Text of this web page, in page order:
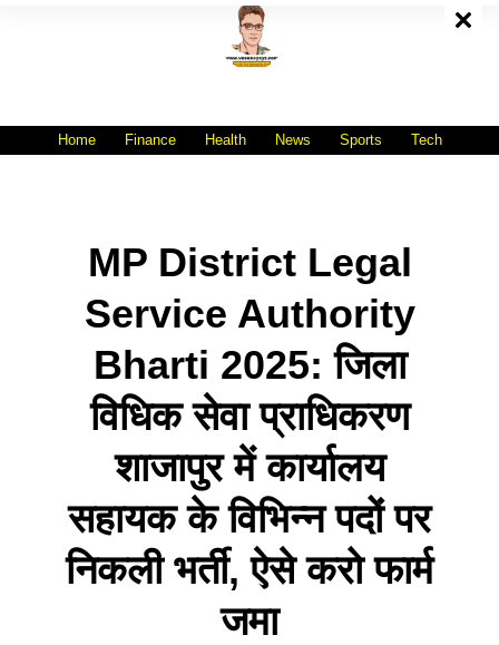
Home Finance Health News Sports Tech
MP District Legal
Service Authority
Bharti 2025: जिला
विधिक सेवा प्राधिकरण
शाजापुर में कार्यालय
सहायक के विभिन्न पदों पर
निकली भर्ती, ऐसे करो फार्म
जमा